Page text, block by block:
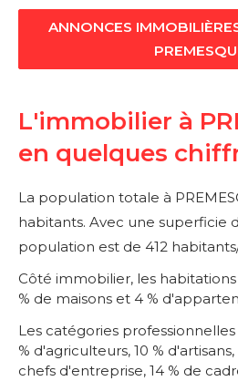
ANNONCES
L'immobilier à
en quelques
La population totale à
habitants. Avec une superficie
population est de 412
Côté immobilier, les
% de maisons et 4 %
Les catégories
% d'agriculteurs, 10 %
chefs d'entreprise, 14 % de